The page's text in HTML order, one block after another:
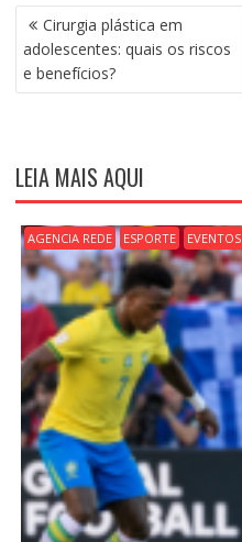
N
A
V
E
Ç
Ã
O
D
E
P
O
T
Cirurgia plástica em
adolescentes: quais os riscos
e benefícios?
LEIA MAIS AQUI
AGENCIA REDE ESPORTE EVENTOS